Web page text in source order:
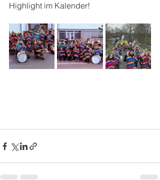
Highlight im Kalender!